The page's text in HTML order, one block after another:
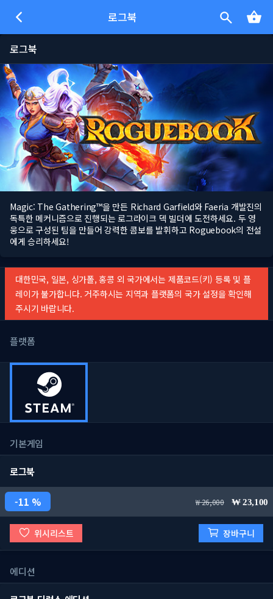
로그북
로그북
Magic: The Gathering™을 만든 Richard Garfield와 Faeria 개발진의
독특한 메커니즘으로 진행되는 로그라이크 덱 빌더에 도전하세요. 두 영
웅으로 구성된 팀을 만들어 강력한 콤보를 발휘하고 Roguebook의 전설
에게 승리하세요!
대한민국, 일본, 싱가폴, 홍콩 외 국가에서는 제품코드(키) 등록 및 플
레이가 불가합니다. 거주하시는 지역과 플랫폼의 국가 설정을 확인해
주시기 바랍니다.
플랫폼
기본게임
로그북
11 % 26,000 23,100
위시리스트 장바구니
에디션